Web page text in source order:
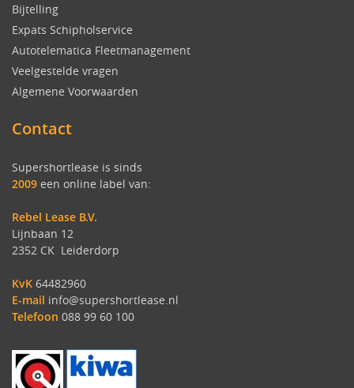
Bijtelling
Expats Schipholservice
Autotelematica Fleetmanagement
Veelgestelde vragen
Algemene Voorwaarden
Contact
Supershortlease is sinds
2009 een online label van:
Rebel Lease B.V.
Lijnbaan 12
2352 CK Leiderdorp
KvK 64482960
E-mail info@supershortlease.nl
Telefoon 088 99 60 100